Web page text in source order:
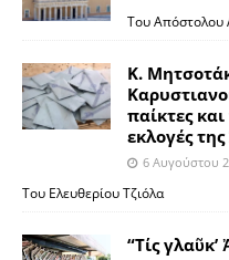
Του Απόστολου
Κ.
παίκτες
εκλογές
6 Αυγούστου
Του Ελευθερίου Τζιόλα
“Τίς γλαῦκ’